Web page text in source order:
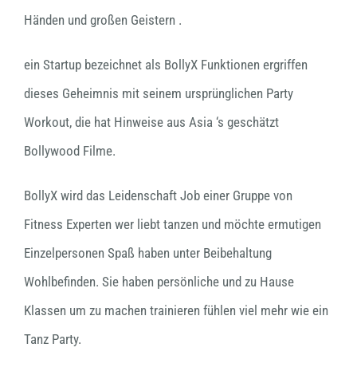
Händen und großen Geistern .
ein Startup bezeichnet als BollyX Funktionen ergriffen
dieses Geheimnis mit seinem ursprünglichen Party
Workout, die hat Hinweise aus Asia ‘s geschätzt
Bollywood Filme.
BollyX wird das Leidenschaft Job einer Gruppe von
Fitness Experten wer liebt tanzen und möchte ermutigen
Einzelpersonen Spaß haben unter Beibehaltung
Wohlbefinden. Sie haben persönliche und zu Hause
Klassen um zu machen trainieren fühlen viel mehr wie ein
Tanz Party.